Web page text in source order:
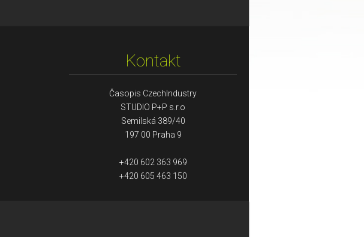
Kontakt
Časopis CzechIndustry
STUDIO P+P s.r.o
Semilská 389/40
197 00 Praha 9
+420 602 363 969
+420 605 463 150